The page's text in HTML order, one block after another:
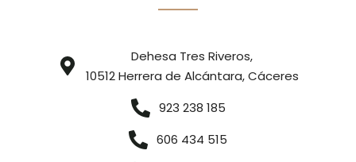
Dehesa Tres Riveros,
10512 Herrera de Alcántara, Cáceres
923 238 185
606 434 515